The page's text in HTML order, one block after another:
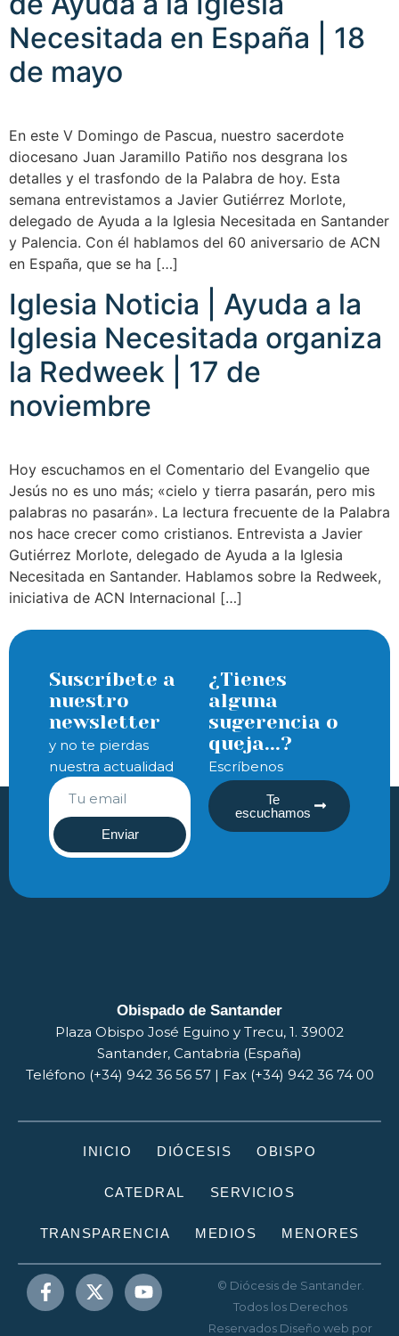
Necesitada en España | 18
de mayo
En este V Domingo de Pascua, nuestro sacerdote
diocesano Juan Jaramillo Patiño nos desgrana los
detalles y el trasfondo de la Palabra de hoy. Esta
semana entrevistamos a Javier Gutiérrez Morlote,
delegado de Ayuda a la Iglesia Necesitada en Santander
y Palencia. Con él hablamos del 60 aniversario de ACN
en España, que se ha […]
Iglesia Noticia | Ayuda a la
Iglesia Necesitada organiza
la Redweek | 17 de
noviembre
Hoy escuchamos en el Comentario del Evangelio que
Jesús no es uno más; «cielo y tierra pasarán, pero mis
palabras no pasarán». La lectura frecuente de la Palabra
nos hace crecer como cristianos. Entrevista a Javier
Gutiérrez Morlote, delegado de Ayuda a la Iglesia
Necesitada en Santander. Hablamos sobre la Redweek,
iniciativa de ACN Internacional […]
Suscríbete a
nuestro
newsletter
y no te pierdas
nuestra actualidad
Enviar
¿Tienes
alguna
sugerencia o
queja...?
Escríbenos
Te
escuchamos
Obispado de Santander
Plaza Obispo José Eguino y Trecu, 1. 39002
Santander, Cantabria (España)
Teléfono (+34) 942 36 56 57 | Fax (+34) 942 36 74 00
INICIO DIÓCESIS OBISPO
CATEDRAL SERVICIOS
TRANSPARENCIA MEDIOS MENORES
© Diócesis de Santander.
Todos los Derechos
Reservados Diseño web por